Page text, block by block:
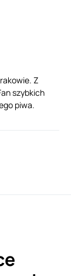
Z
szybkich
piwa.